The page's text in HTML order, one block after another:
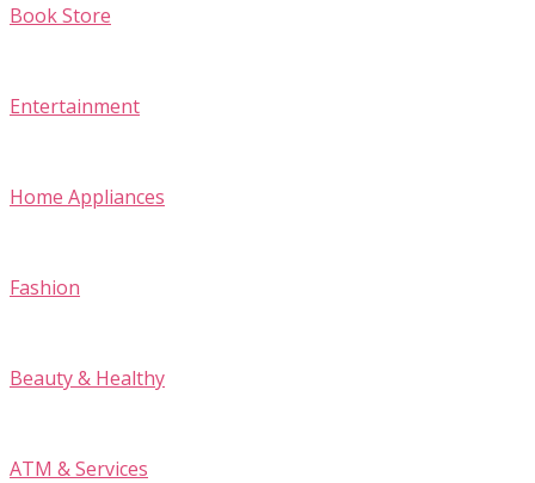
Book Store
Entertainment
Home Appliances
Fashion
Beauty & Healthy
ATM & Services